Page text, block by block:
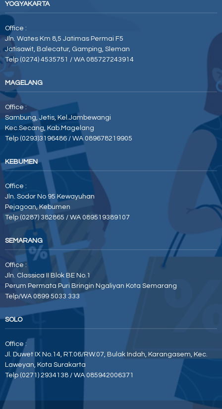
YOGYAKARTA
Office :
Jln. Wates Km 8,5 Jatimas Permai F5
Jatisawit, Balecatur, Gamping, Sleman
Telp (0274) 4535751 / WA 085727243914
MAGELANG
Office :
Sambung, Jetis, Kel.Jambewangi
Kec.Secang, Kab.Magelang
Telp (0293)3196486 / WA 089678219905
KEBUMEN
Office :
Jln. Sodor No 95 Kewayuhan
Pejagoan, Kebumen
Telp (0287) 382865 / WA 089519389107
SEMARANG
Office :
Jln. Classica II Blok BE No.1
Perum Permata Puri Bringin Ngaliyan Kota Semarang
Telp/WA 0899 5033 333
SOLO
Office :
Jl. Duwet IX No.14, RT.06/RW.07, Bulak Indah, Karangasem, Kec.
Laweyan, Kota Surakarta
Telp (0271) 2934138 / WA 085942006371